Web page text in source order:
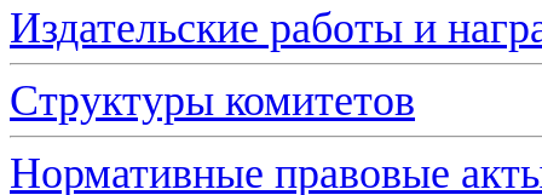
Издательские работы и
Структуры комитетов
Нормативные правовые